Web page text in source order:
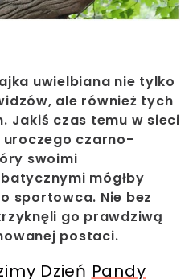
uwielbiana nie tylko
ale również tych
Jakiś czas temu w sieci
uroczego czarno-
swoimi
mógłby
sportowca. Nie bez
go prawdziwą
postaci.
Dzień Pandy